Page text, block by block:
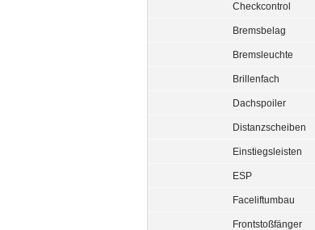
Checkcontrol
Bremsbelag
Bremsleuchte
Brillenfach
Dachspoiler
Distanzscheiben
Einstiegsleisten
ESP
Faceliftumbau
Frontstoßfänger